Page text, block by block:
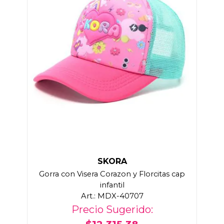
SKORA
Gorra con Visera Corazon y Florcitas cap
infantil
Art.: MDX-40707
Precio Sugerido: